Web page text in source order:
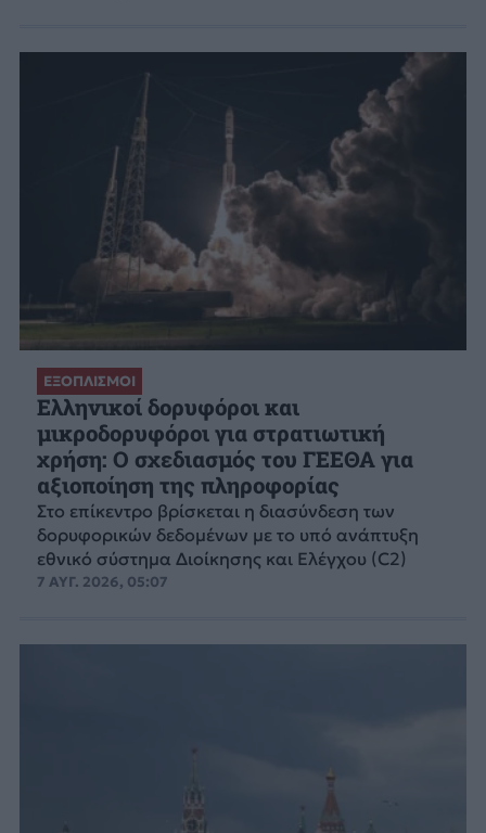
ΕΞΟΠΛΙΣΜΟΙ
Ελληνικοί δορυφόροι και
μικροδορυφόροι για στρατιωτική
χρήση: Ο σχεδιασμός του ΓΕΕΘΑ για
αξιοποίηση της πληροφορίας
Στο επίκεντρο βρίσκεται η διασύνδεση των
δορυφορικών δεδομένων με το υπό ανάπτυξη
εθνικό σύστημα Διοίκησης και Ελέγχου (C2)
7 ΑΥΓ. 2026, 05:07